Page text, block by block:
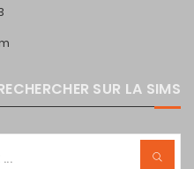
SUR LA SIMS